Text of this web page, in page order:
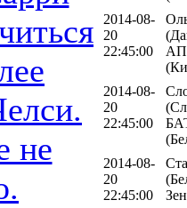
не
2014-08-
20
22:45:00
2014-08-
20
22:45:00
2014-08-
20
22:45:00